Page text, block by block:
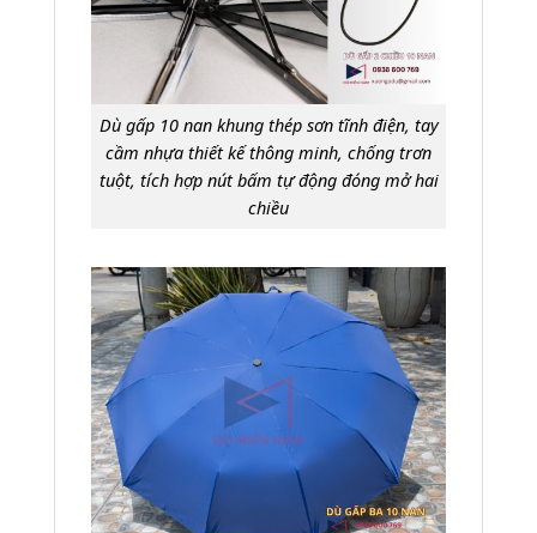
Dù gấp 10 nan khung thép sơn tĩnh điện, tay
cầm nhựa thiết kế thông minh, chống trơn
tuột, tích hợp nút bấm tự động đóng mở hai
chiều